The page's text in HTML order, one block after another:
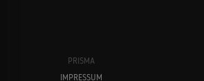
PRISMA
IMPRESSUM